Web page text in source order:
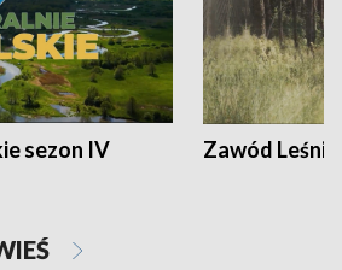
sezon IV Zawód Leśnik